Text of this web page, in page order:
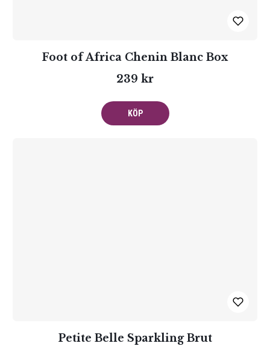
Foot of Africa Chenin Blanc Box
239 kr
KÖP
Petite Belle Sparkling Brut